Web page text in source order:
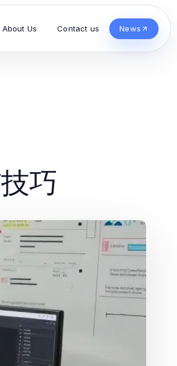
About Us Contact us News
巧